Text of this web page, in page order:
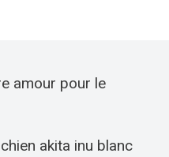
amour pour le
akita inu blanc